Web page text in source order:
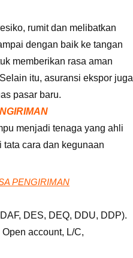
rumit dan melibatkan
dengan baik ke tangan
memberikan rasa aman
itu, asuransi ekspor juga
pasar baru.
menjadi tenaga yang ahli
cara dan kegunaan
PENGIRIMAN
DES, DEQ, DDU, DDP).
account, L/C,